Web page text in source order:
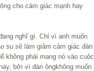
cho cảm giác mạnh hay
nghĩ gì. Chỉ vì anh muốn
su sẽ làm giảm cảm giác đàn
không phải mang nó vào cuộc
bởi vì đàn ôngkhông muốn